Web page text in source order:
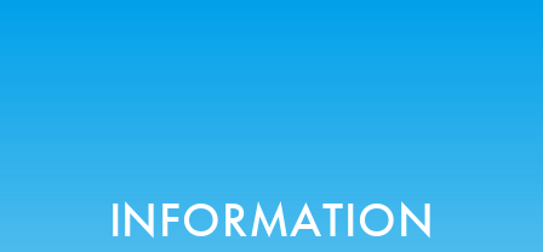
INFORMATION